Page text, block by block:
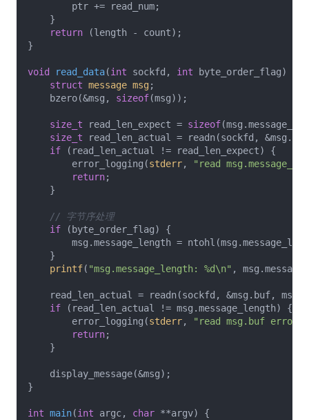
        ptr += read_num;
    }
return (length - count);
}
void read_data(int sockfd, int byte_order_flag)
struct message msg;
    bzero(&msg,
sizeof(msg));
size_t read_len_expect = sizeof
size_t read_len_actual = readn(sockfd,
if (read_len_actual != read_len_expect) {
        error_logging(
stderr,
"read
return;
    }
// 字节序处理
if (byte_order_flag) {
msg.message_length =
    }
printf( "msg.message_length: %d\n" ,
read_len_actual = readn(sockfd, &msg.buf,
if (read_len_actual != msg.message_length) {
        error_logging(
stderr, "read msg.buf error"
return;
    }
    display_message(&msg);
}
int main(int argc, char **argv)
{